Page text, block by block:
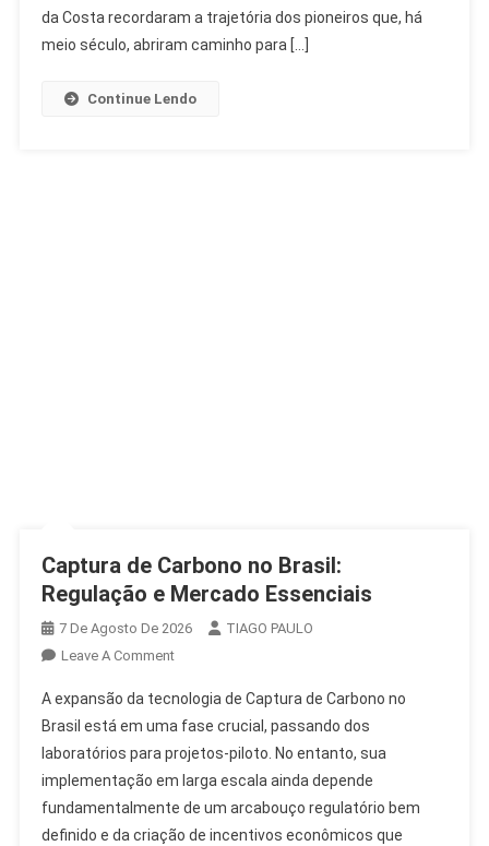
Brasil
Celebrado
da Costa recordaram a trajetória dos pioneiros que, há
meio século, abriram caminho para […]
Continue Lendo
Captura de Carbono no Brasil:
Regulação e Mercado Essenciais
7 De Agosto De 2026
TIAGO PAULO
Leave A CommentOn
De
Carbono
No
Brasil:
Regulação
E
A expansão da tecnologia de Captura de Carbono no
Brasil está em uma fase crucial, passando dos
laboratórios para projetos-piloto. No entanto, sua
implementação em larga escala ainda depende
fundamentalmente de um arcabouço regulatório bem
definido e da criação de incentivos econômicos que